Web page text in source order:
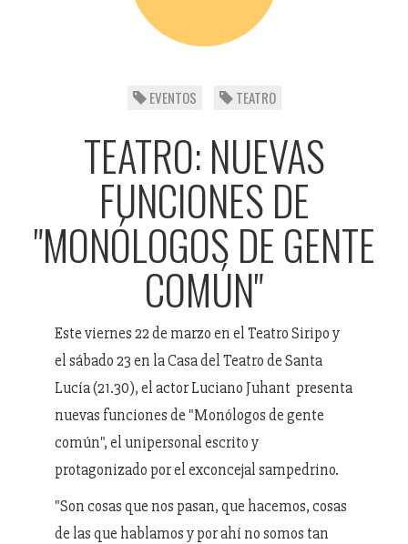
EVENTOS TEATRO
TEATRO: NUEVAS
FUNCIONES DE
"MONÓLOGOS DE GENTE
COMÚN"
Este viernes 22 de marzo en el Teatro Siripo y
el sábado 23 en la Casa del Teatro de Santa
Lucía (21.30), el actor Luciano Juhant presenta
nuevas funciones de "Monólogos de gente
común", el unipersonal escrito y
protagonizado por el exconcejal sampedrino.
"Son cosas que nos pasan, que hacemos, cosas
de las que hablamos y por ahí no somos tan